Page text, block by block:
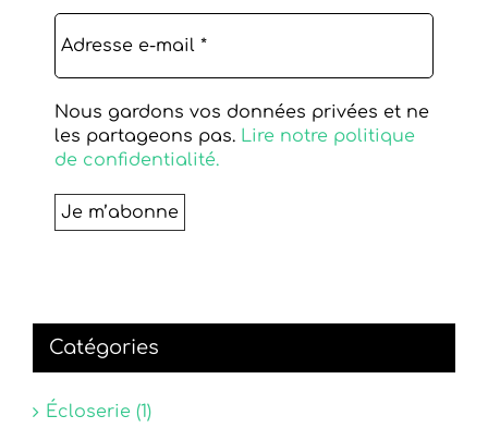
Nous gardons vos données privées et ne
les partageons pas. Lire notre politique
de confidentialité.
Catégories
Écloserie (1)